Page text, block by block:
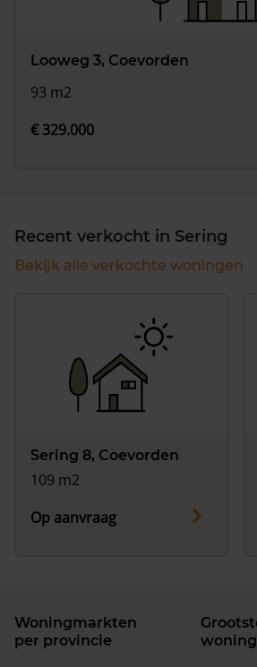
Looweg 3, Coevorden
93 m2
€ 329.000
Recent verkocht in Sering
Bekijk alle verkochte woningen
Sering 8, Coevorden
109 m2
Op aanvraag
Woningmarkten
per provincie